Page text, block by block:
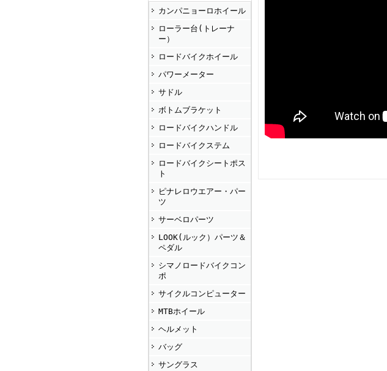
カンパニョーロホイール
ローラー台(トレーナ
ー）
ロードバイクホイール
パワーメーター
サドル
ボトムブラケット
ロードバイクハンドル
ロードバイクステム
ロードバイクシートポス
ト
ピナレロウエアー・パー
ツ
サーベロパーツ
LOOK(ルック）パーツ＆
ペダル
シマノロードバイクコン
ポ
サイクルコンピューター
MTBホイール
ヘルメット
バッグ
サングラス